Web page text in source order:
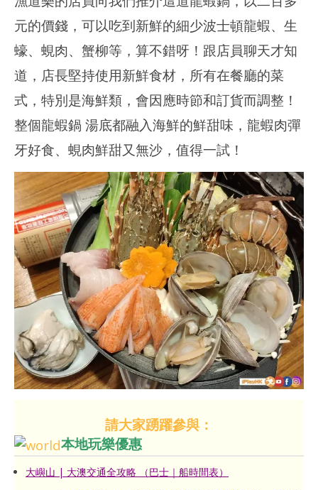
元的價錢，可以吃到新鮮的細少波士頓龍蝦、生
蠔、蜆肉、蟹柳等，算不錯呀！跟店員聊天才知
道，店長堅持使用新鮮食材，所有在餐廳的菜
式，特別是海鮮類，會因應時節和訂貨而調整！
整個龍蝦鍋 湯底都融入海鮮的鮮甜味，龍蝦肉彈
牙好食、蜆肉鮮甜又無沙，值得一試！
請大家踴躍參與：
本地玩樂優惠
大嶼山 | 大澳交通全攻略 （巴士｜船時間表）